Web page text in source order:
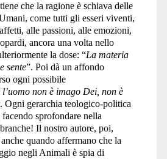
che la ragione è schiava delle
come tutti gli esseri viventi,
alle passioni, alle emozioni,
ancora una volta nello
la dose: “La materia
sente”. Poi dà un affondo
ogni possibile
l’uomo non è imago Dei, non è
Ogni gerarchia teologico-politica
sprofondare nella
Il nostro autore, poi,
quando affermano che la
negli Animali è spia di